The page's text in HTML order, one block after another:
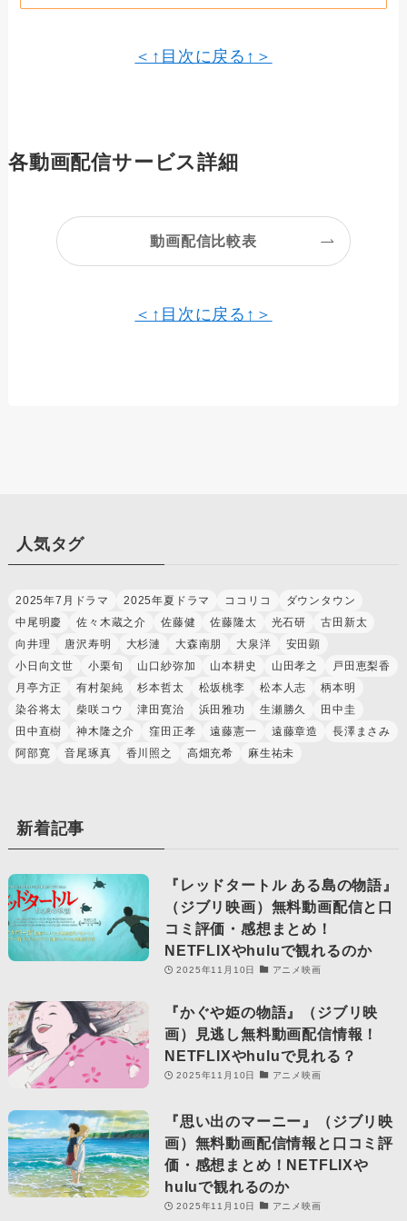
＜↑目次に戻る↑＞
各動画配信サービス詳細
動画配信比較表
＜↑目次に戻る↑＞
人気タグ
2025年7月ドラマ 2025年夏ドラマ ココリコ
ダウンタウン
中尾明慶
佐々木蔵之介 佐藤健 佐藤隆太 光石研
古田新太
向井理
唐沢寿明 大杉漣 大森南朋 大泉洋
安田顕
小日向文世
小栗旬 山口紗弥加 山本耕史 山田孝之
戸田恵梨香
月亭方正
有村架純 杉本哲太 松坂桃李 松本人志
柄本明
染谷将太
柴咲コウ 津田寛治 浜田雅功 生瀬勝久
田中圭
田中直樹
神木隆之介 窪田正孝 遠藤憲一 遠藤章造
長澤まさみ
阿部寛
音尾琢真 香川照之 高畑充希 麻生祐未
新着記事
『レッドタートル ある島の物語』
（ジブリ映画）無料動画配信と口
コミ評価・感想まとめ！
NETFLIXやhuluで観れるのか
2025年11月10日 アニメ映画
『かぐや姫の物語』（ジブリ映
画）見逃し無料動画配信情報！
NETFLIXやhuluで見れる？
2025年11月10日 アニメ映画
『思い出のマーニー』（ジブリ映
画）無料動画配信情報と口コミ評
価・感想まとめ！NETFLIXや
huluで観れるのか
2025年11月10日 アニメ映画